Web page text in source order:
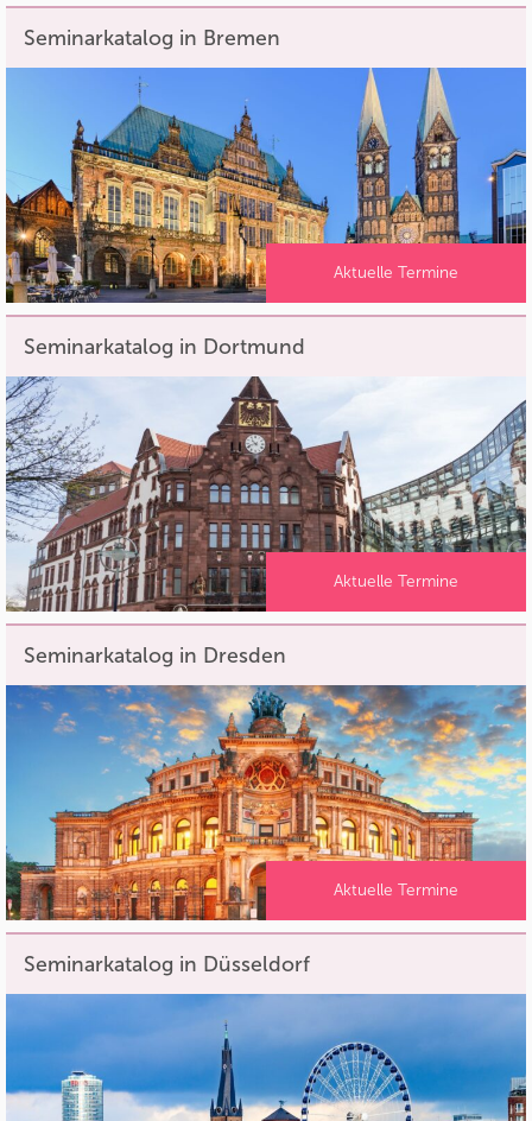
Seminarkatalog in Bremen
Aktuelle Termine
Seminarkatalog in Dortmund
Aktuelle Termine
Seminarkatalog in Dresden
Aktuelle Termine
Seminarkatalog in Düsseldorf